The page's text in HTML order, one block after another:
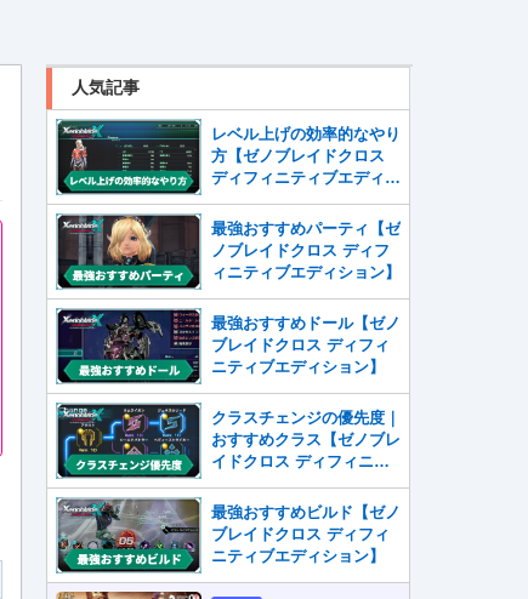
人気記事
レベル上げの効率的なやり
方【ゼノブレイドクロス
ディフィニティブエディシ
ョン】
最強おすすめパーティ【ゼ
ノブレイドクロス ディフ
ィニティブエディション】
最強おすすめドール【ゼノ
ブレイドクロス ディフィ
ニティブエディション】
クラスチェンジの優先度｜
おすすめクラス【ゼノブレ
イドクロス ディフィニテ
ィブエディション】
最強おすすめビルド【ゼノ
ブレイドクロス ディフィ
ニティブエディション】